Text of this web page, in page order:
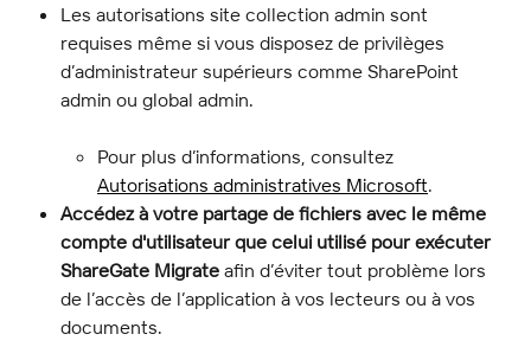
Les autorisations site collection admin sont
requises même si vous disposez de privilèges
d’administrateur supérieurs comme SharePoint
admin ou global admin.
Pour plus d’informations, consultez
Autorisations administratives Microsoft.
Accédez à votre partage de fichiers avec le même
compte d'utilisateur que celui utilisé pour exécuter
ShareGate Migrate afin d’éviter tout problème lors
de l’accès de l’application à vos lecteurs ou à vos
documents.